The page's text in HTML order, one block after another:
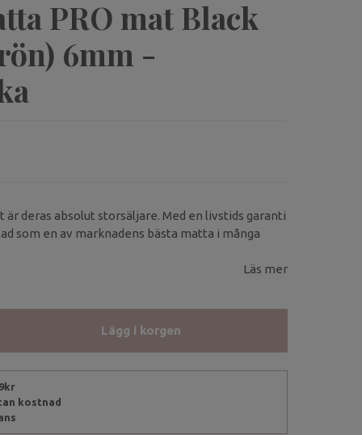
PRO mat Black
6mm -
är deras absolut storsäljare. Med en livstids garanti
som en av marknadens bästa matta i många
Läs mer
Lägg i korgen
kostnad